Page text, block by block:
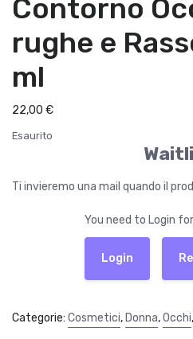
Contorno
rughe e
ml
22,00 €
Esaurito
Ti invieremo una mail quando il
You need to Login
Login
Categorie: Cosmetici, Donna,Occhi,